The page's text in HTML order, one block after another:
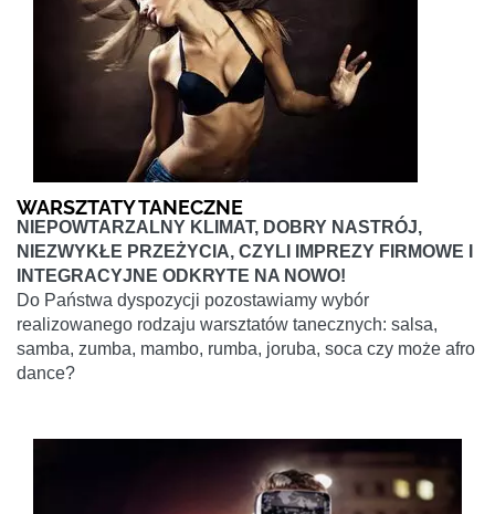
WARSZTATY TANECZNE
NIEPOWTARZALNY KLIMAT, DOBRY NASTRÓJ,
NIEZWYKŁE PRZEŻYCIA, CZYLI IMPREZY FIRMOWE I
INTEGRACYJNE ODKRYTE NA NOWO!
Do Państwa dyspozycji pozostawiamy wybór
realizowanego rodzaju warsztatów tanecznych: salsa,
samba, zumba, mambo, rumba, joruba, soca czy może afro
dance?